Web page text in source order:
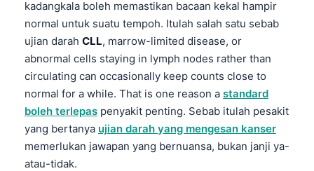
kadangkala boleh memastikan bacaan kekal hampir
normal untuk suatu tempoh. Itulah salah satu sebab
ujian darah CLL, marrow-limited disease, or
abnormal cells staying in lymph nodes rather than
circulating can occasionally keep counts close to
normal for a while. That is one reason a standard
boleh terlepas penyakit penting. Sebab itulah pesakit
yang bertanya ujian darah yang mengesan kanser
memerlukan jawapan yang bernuansa, bukan janji ya-
atau-tidak.